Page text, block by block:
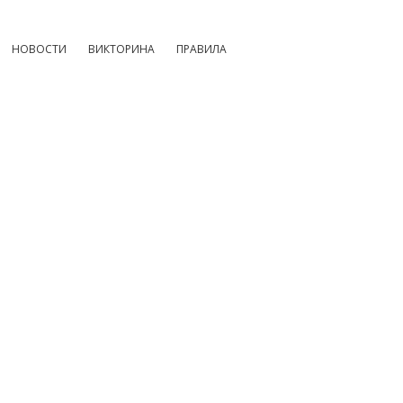
НОВОСТИ ВИКТОРИНА ПРАВИЛА